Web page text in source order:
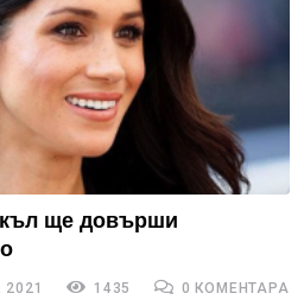
ще довърши
2021 1435 0 КОМЕНТАРА